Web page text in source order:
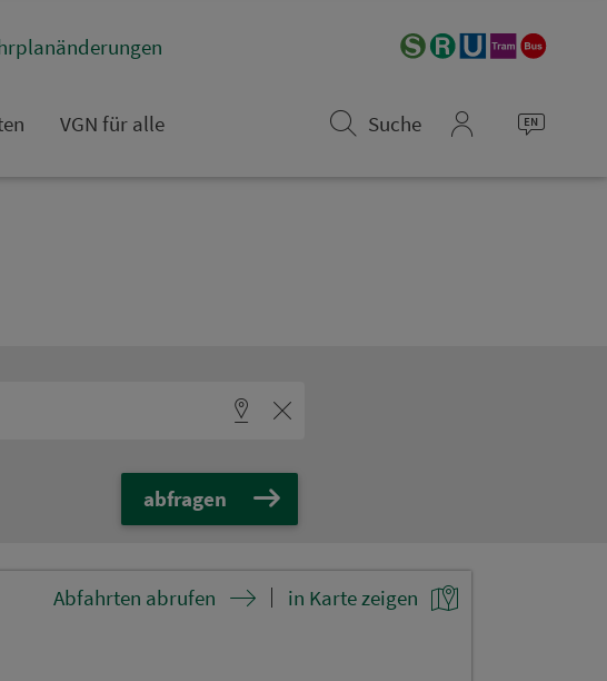
VGN für alle
Suche
abfragen
Abfahrten abrufen in Karte zeigen